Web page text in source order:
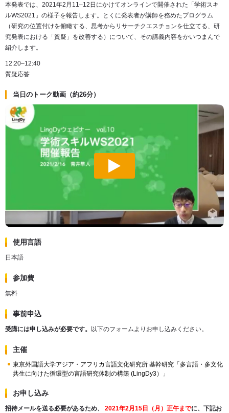
本発表では、 2021 年2 月 11–12 日にかけてオンラインで開催された「学術スキ
ルWS2021 」の様子を報告します。とくに発表者が講師を務めたプログラム
（研究の位置付けを俯瞰する、思考からリサーチクエスチョンを仕立てる、研
究発表における「質疑」を改善する）について、その講義内容をかいつまんで
紹介します。
12:20–12:40
質疑応答
当日のトーク動画（約26分）
使用言語
日本語
参加費
無料
事前申込
受講には申し込みが必要です。 以下のフォームよりお申し込みください。
主催
東京外国語大学アジア・アフリカ言語文化研究所 基幹研究「多言語・多文化
共生に向けた循環型の言語研究体制の構築 (LingDy3）」
お申し込み
招待メールを送る必要があるため、 2021年2月15日（月）正午までに、下記お